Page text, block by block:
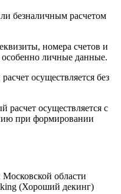
безналичным расчетом
номера счетов и
личные данные.
осуществляется без
осуществляется с
при формировании
области
(Хороший декинг)